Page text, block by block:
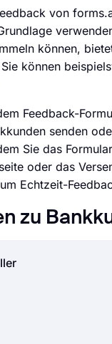
von
können,
können
Feedback-
senden
Sie das
oder das
Echtzeit-
zu
ist viel